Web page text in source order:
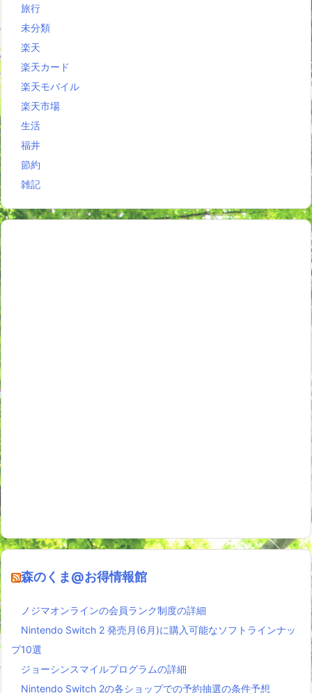
旅行
未分類
楽天
楽天カード
楽天モバイル
楽天市場
生活
福井
節約
雑記
森のくま@お得情報館
ノジマオンラインの会員ランク制度の詳細
Nintendo Switch 2 発売月(6月)に購入可能なソフトラインナッ
プ10選
ジョーシンスマイルプログラムの詳細
Nintendo Switch 2の各ショップでの予約抽選の条件予想